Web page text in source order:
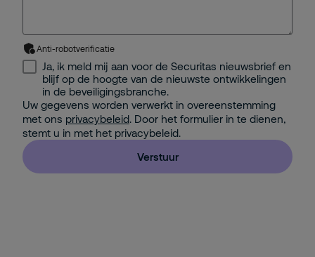
Anti-robotverificatie
Ja, ik meld mij aan voor de Securitas nieuwsbrief en
blijf op de hoogte van de nieuwste ontwikkelingen
in de beveiligingsbranche.
Uw gegevens worden verwerkt in overeenstemming
met ons privacybeleid. Door het formulier in te dienen,
stemt u in met het privacybeleid.
Verstuur